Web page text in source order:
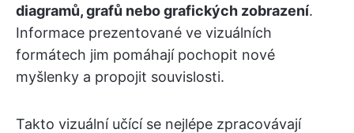
diagramů, grafů nebo grafických zobrazení.
Informace prezentované ve vizuálních
formátech jim pomáhají pochopit nové
myšlenky a propojit souvislosti.
Takto vizuální učící se nejlépe zpracovávají